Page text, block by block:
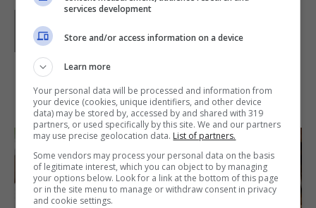
Paoletta
al 2011, spaziando tra tutte le tipologie di ricette, dai
IN PRIMO PIANO
services development
Store and/or access information on a device
Learn more
Your personal data will be processed and information from
your device (cookies, unique identifiers, and other device
data) may be stored by, accessed by and shared with 319
partners, or used specifically by this site. We and our partners
may use precise geolocation data. List of partners.
Some vendors may process your personal data on the basis
of legitimate interest, which you can object to by managing
your options below. Look for a link at the bottom of this page
or in the site menu to manage or withdraw consent in privacy
and cookie settings.